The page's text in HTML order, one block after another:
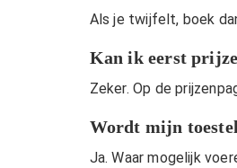
Als je twijfelt, boek
Kan ik eerst
Zeker. Op de
Wordt mijn
Ja. Waar mogelijk